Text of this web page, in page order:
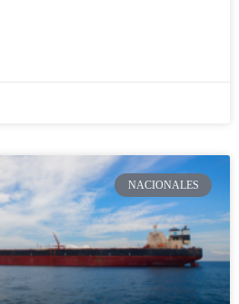
NACIONALES